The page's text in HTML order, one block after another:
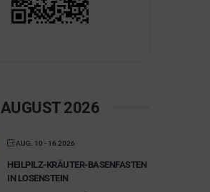
AUGUST 2026
AUG. 10 - 16 2026
HEILPILZ-KRÄUTER-BASENFASTEN
IN LOSENSTEIN